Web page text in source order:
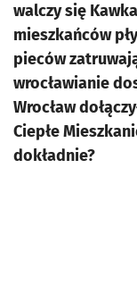
walczy się
mieszkańców
pieców
wrocławianie
Wrocław
Ciepłe
dokładnie?